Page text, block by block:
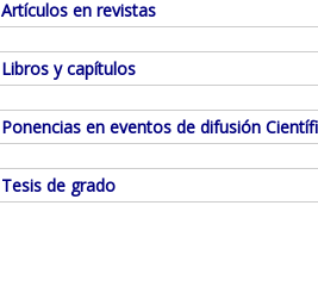
Artículos en revistas
Libros y capítulos
Ponencias en eventos de difusión
Tesis de grado